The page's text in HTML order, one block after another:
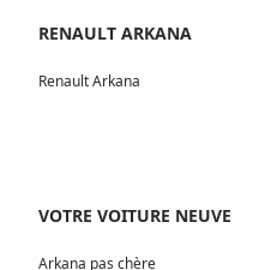
RENAULT ARKANA
Renault Arkana
VOTRE VOITURE NEUVE
Arkana pas chère